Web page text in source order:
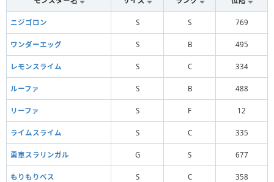
ニジゴロン S S 769
ワンダーエッグ S B 495
レモンスライム S C 334
ルーファ S B 488
リーファ S F 12
ライムスライム S C 335
勇車スラリンガル G S 677
もりもりベス S C 358